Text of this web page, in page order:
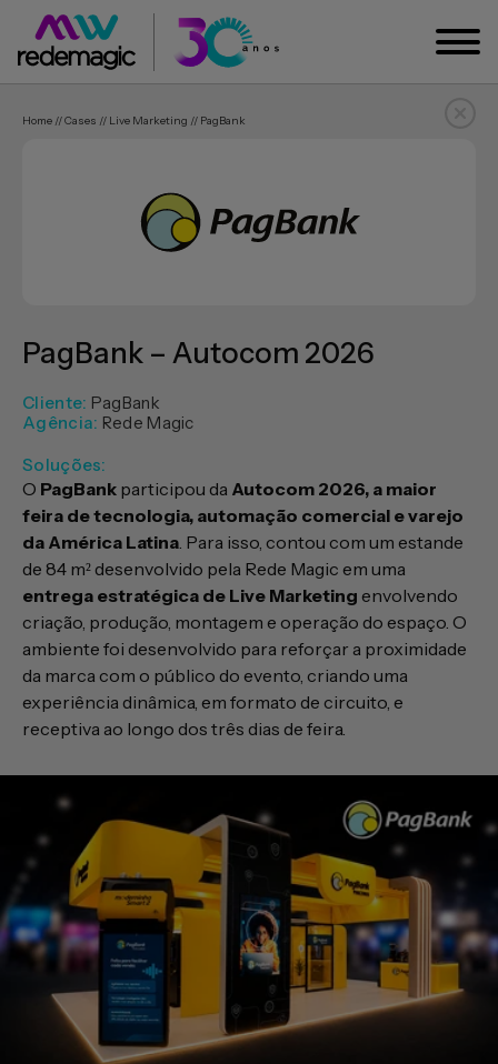
Home // Cases // Live Marketing // PagBank
PagBank – Autocom 2026
Cliente: PagBank
Agência: Rede Magic
Soluções:
O PagBank participou da Autocom 2026, a maior
feira de tecnologia, automação comercial e varejo
da América Latina. Para isso, contou com um estande
de 84 m² desenvolvido pela Rede Magic em uma
entrega estratégica de Live Marketing envolvendo
criação, produção, montagem e operação do espaço. O
ambiente foi desenvolvido para reforçar a proximidade
da marca com o público do evento, criando uma
experiência dinâmica, em formato de circuito, e
receptiva ao longo dos três dias de feira.